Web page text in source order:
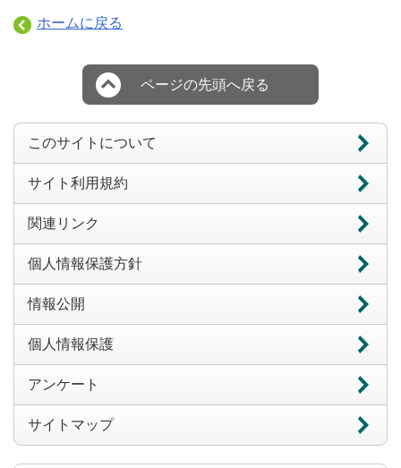
ホームに戻る
ページの先頭へ戻る
このサイトについて
サイト利用規約
関連リンク
個人情報保護方針
情報公開
個人情報保護
アンケート
サイトマップ